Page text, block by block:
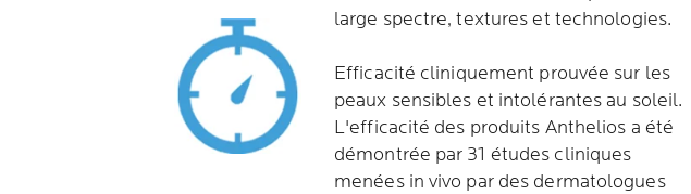
large spectre, textures et technologies.
Efficacité cliniquement prouvée sur les
peaux sensibles et intolérantes au soleil.
L'efficacité des produits Anthelios a été
démontrée par 31 études cliniques
menées in vivo par des dermatologues